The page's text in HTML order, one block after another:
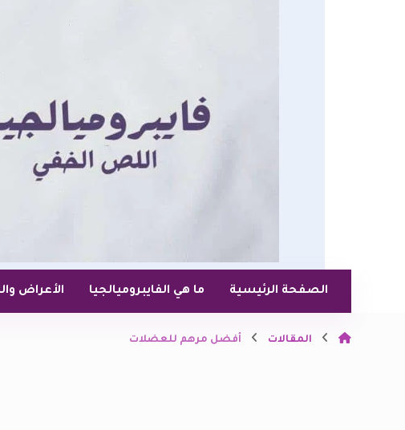
الصفحة الرئيسية ما هي الفايبروميالجيا الأعراض
المقالات أفضل مرهم للعضلات